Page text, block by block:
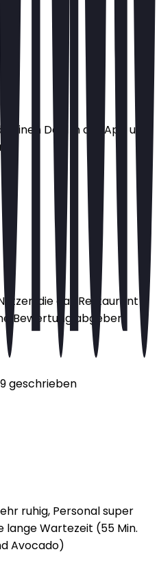
einen Deal in der App und
die das Restaurant
Bewertung abgeben.
geschrieben
ruhig, Personal super
lange Wartezeit (55 Min.
Avocado)